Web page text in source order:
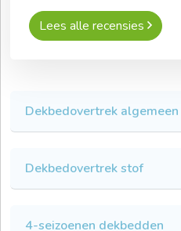
Lees alle recensies
Dekbedovertrek algemeen
Dekbedovertrek stof
4-seizoenen dekbedden